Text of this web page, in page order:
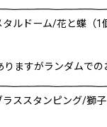
ルドーム/花と蝶（1
りますがランダムで
ススタンピング/獅子